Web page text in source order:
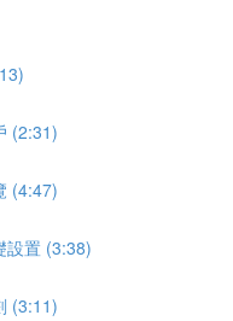
(2:31)
(4:47)
設置 (3:38)
(3:11)